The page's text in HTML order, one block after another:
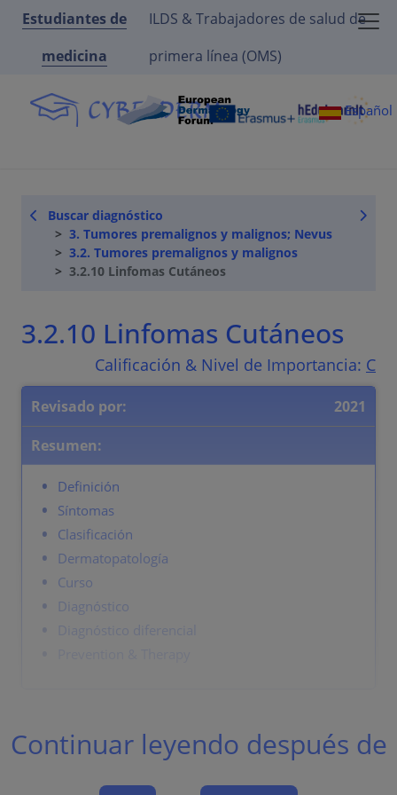
Estudiantes de
medicina
ILDS & Trabajadores de salud de
primera línea (OMS)
Español
Buscar diagnóstico
3. Tumores premalignos y malignos; Nevus
3.2. Tumores premalignos y malignos
3.2.10 Linfomas Cutáneos
3.2.10 Linfomas Cutáneos
Calificación & Nivel de Importancia: C
Revisado por:
2021
Resumen:
Definición
Síntomas
Clasificación
Dermatopatología
Curso
Diagnóstico
Diagnóstico diferencial
Enfermedades linfoproliferativas de localización
Continuar leyendo después de